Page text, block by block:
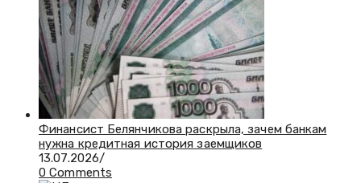
Финансист Белянчикова раскрыла, зачем банкам
нужна кредитная история заемщиков
13.07.2026/
0 Comments